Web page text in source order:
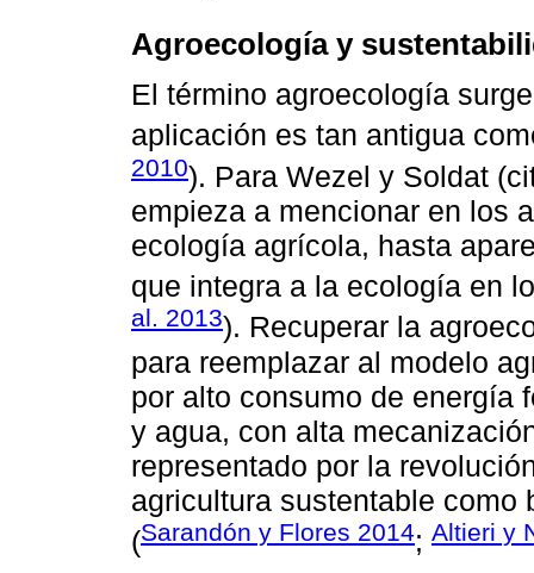
Agroecología y
El término agroecología
aplicación es tan antigua
2010). Para Wezel y Soldat
empieza a mencionar en los
ecología agrícola, hasta
que integra a la ecología en
al. 2013). Recuperar la
para reemplazar al modelo
por alto consumo de energía
y agua, con alta
representado por la
agricultura sustentable como
(Sarandón y Flores 2014; Altieri y